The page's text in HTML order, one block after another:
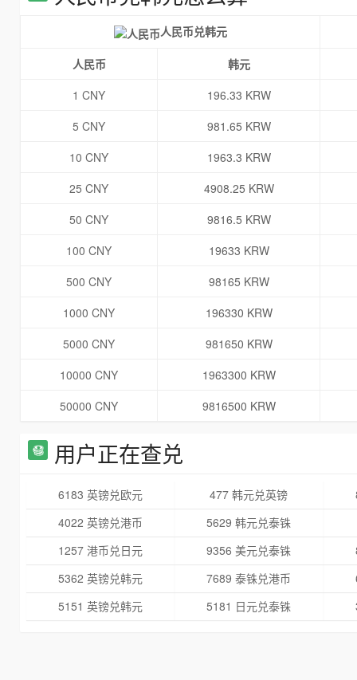
人民币兑韩元
人民币
韩元
1 CNY
196.33 KRW
5 CNY
981.65 KRW
10 CNY
1963.3 KRW
25 CNY
4908.25 KRW
50 CNY
9816.5 KRW
100 CNY
19633 KRW
500 CNY
98165 KRW
1000 CNY
196330 KRW
5000 CNY
981650 KRW
10000 CNY
1963300 KRW
50000 CNY
9816500 KRW
用户正在查兑
6183 英镑兑欧元 477 韩元兑英镑
4022 英镑兑港币
5629 韩元兑泰铢
1257 港币兑日元
9356 美元兑泰铢
5362 英镑兑韩元
7689 泰铢兑港币
5151 英镑兑韩元
5181 日元兑泰铢